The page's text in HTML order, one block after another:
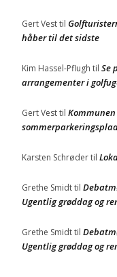
Gert Vesttil
håber til det sidste
Kim Hassel-Pflugh til Se
arrangementer i
Gert Vesttil
Karsten Schrødertil
Grethe Smidttil
Ugentlig grøddag og
Grethe Smidttil
Ugentlig grøddag og